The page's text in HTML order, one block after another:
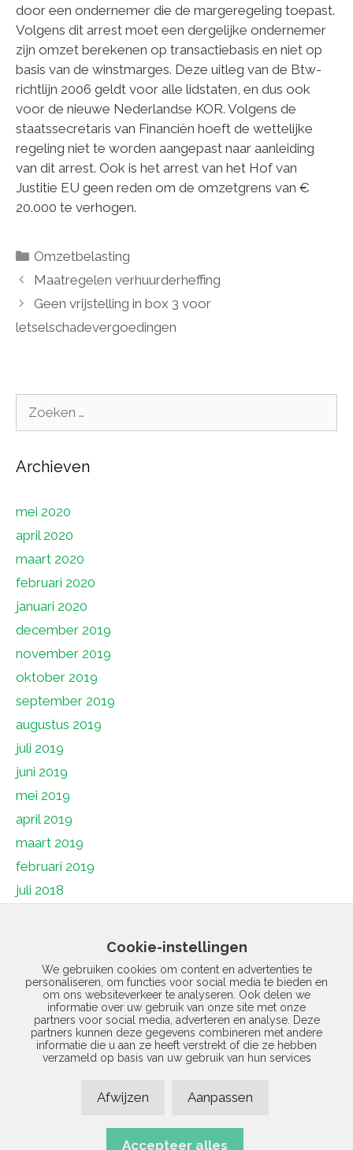
door een ondernemer die de margeregeling toepast.
Volgens dit arrest moet een dergelijke ondernemer
zijn omzet berekenen op transactiebasis en niet op
basis van de winstmarges. Deze uitleg van de Btw-
richtlijn 2006 geldt voor alle lidstaten, en dus ook
voor de nieuwe Nederlandse KOR. Volgens de
staatssecretaris van Financiën hoeft de wettelijke
regeling niet te worden aangepast naar aanleiding
van dit arrest. Ook is het arrest van het Hof van
Justitie EU geen reden om de omzetgrens van €
20.000 te verhogen.
Categorieën
Omzetbelasting
Maatregelen verhuurderheffing
Geen vrijstelling in box 3 voor
letselschadevergoedingen
Archieven
mei 2020
april 2020
maart 2020
februari 2020
januari 2020
december 2019
november 2019
oktober 2019
september 2019
augustus 2019
juli 2019
juni 2019
mei 2019
april 2019
maart 2019
februari 2019
juli 2018
april 2018
maart 2018
februari 2018
januari 2018
december 2017
Cookie-instellingen
We gebruiken cookies om content en advertenties te
personaliseren, om functies voor social media te bieden en
om ons websiteverkeer te analyseren. Ook delen we
informatie over uw gebruik van onze site met onze
partners voor social media, adverteren en analyse. Deze
partners kunnen deze gegevens combineren met andere
informatie die u aan ze heeft verstrekt of die ze hebben
verzameld op basis van uw gebruik van hun services
Afwijzen Aanpassen
Accepteer alles